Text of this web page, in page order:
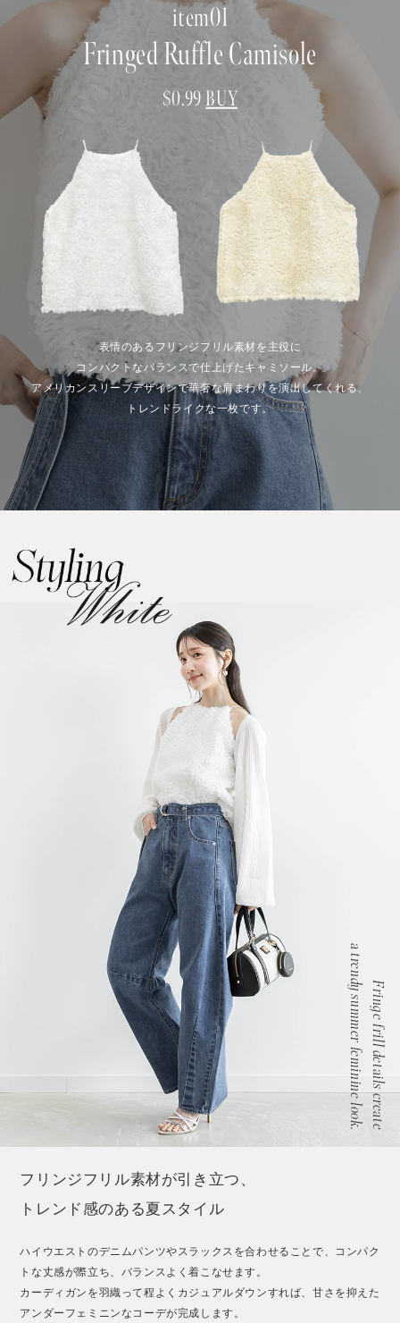
item01
Fringed Ruffle Camisole
$‌0.99 BUY
表情のあるフリンジフリル素材を主役に
コンパクトなバランスで仕上げたキャミソール。
アメリカンスリーブデザインで華奢な肩まわりを演出してくれる、
トレンドライクな一枚です。
Fringe frill details create
a trendy summer feminine look.
フリンジフリル素材が引き立つ、
トレンド感のある夏スタイル
ハイウエストのデニムパンツやスラックスを合わせることで、コンパク
トな丈感が際立ち、バランスよく着こなせます。
カーディガンを羽織って程よくカジュアルダウンすれば、甘さを抑えた
アンダーフェミニンなコーデが完成します。